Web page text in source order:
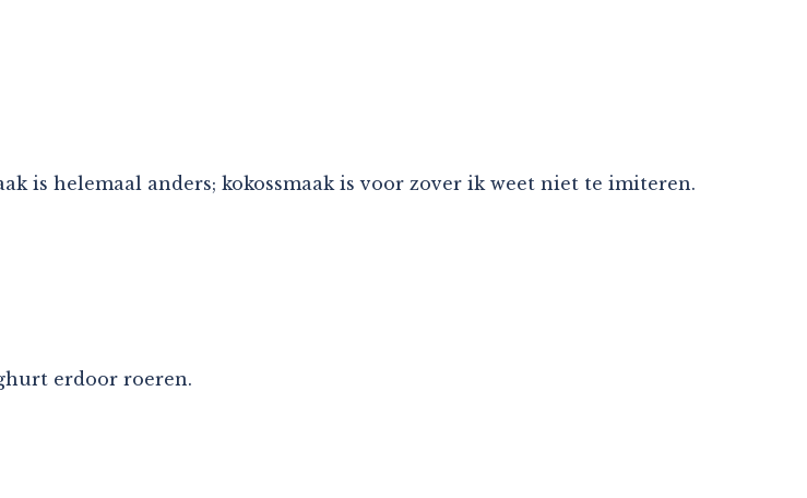
is helemaal anders; kokossmaak is voor zover ik weet niet te imiteren.
erdoor roeren.